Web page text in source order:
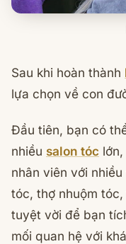
Sau khi hoàn thành
lựa chọn về con
Đầu tiên, bạn có
nhiều salon tóc
nhân viên với
tóc, thợ nhuộm
tuyệt vời để bạn
mối quan hệ với